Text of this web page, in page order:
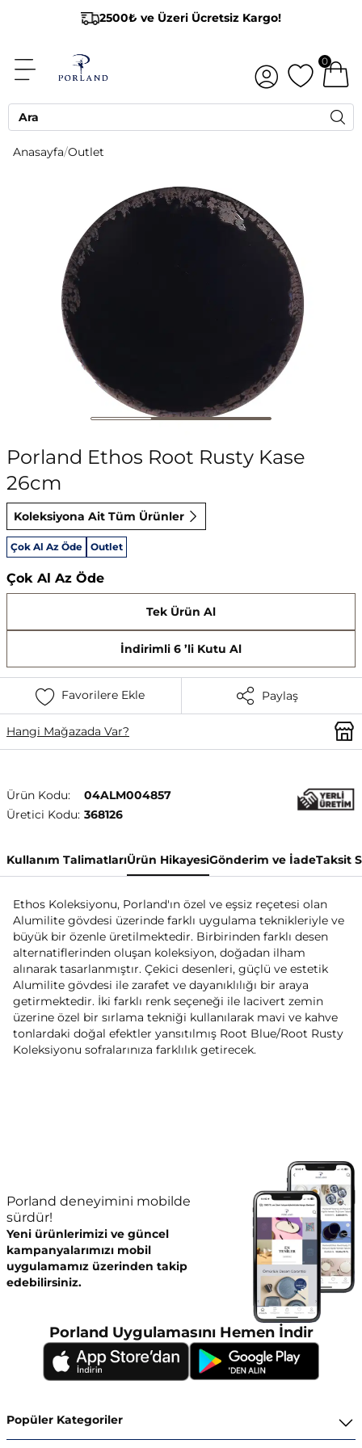
2500₺ ve Üzeri Ücretsiz Kargo!
0
Anasayfa/Outlet
Porland Ethos Root Rusty Kase
26cm
Koleksiyona Ait Tüm Ürünler
Çok Al Az Öde Outlet
Çok Al Az Öde
Tek Ürün Al
İndirimli 6 ’li Kutu Al
Favorilere Ekle Paylaş
Hangi Mağazada Var?
Ürün Kodu:
04ALM004857
Üretici Kodu: 368126
Kullanım TalimatlarıÜrün HikayesiGönderim ve İadeTaksit
Ethos Koleksiyonu, Porland'ın özel ve eşsiz reçetesi olan
Alumilite gövdesi üzerinde farklı uygulama teknikleriyle ve
büyük bir özenle üretilmektedir. Birbirinden farklı desen
alternatiflerinden oluşan koleksiyon, doğadan ilham
alınarak tasarlanmıştır. Çekici desenleri, güçlü ve estetik
Alumilite gövdesi ile zarafet ve dayanıklılığı bir araya
getirmektedir. İki farklı renk seçeneği ile lacivert zemin
üzerine özel bir sırlama tekniği kullanılarak mavi ve kahve
tonlardaki doğal efektler yansıtılmış Root Blue/Root Rusty
Koleksiyonu sofralarınıza farklılık getirecek.
Porland deneyimini mobilde
sürdür!
Yeni ürünlerimizi ve güncel
kampanyalarımızı mobil
uygulamamız üzerinden takip
edebilirsiniz.
Porland Uygulamasını Hemen İndir
Popüler Kategoriler